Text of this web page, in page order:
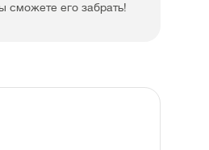
сможете его забрать!